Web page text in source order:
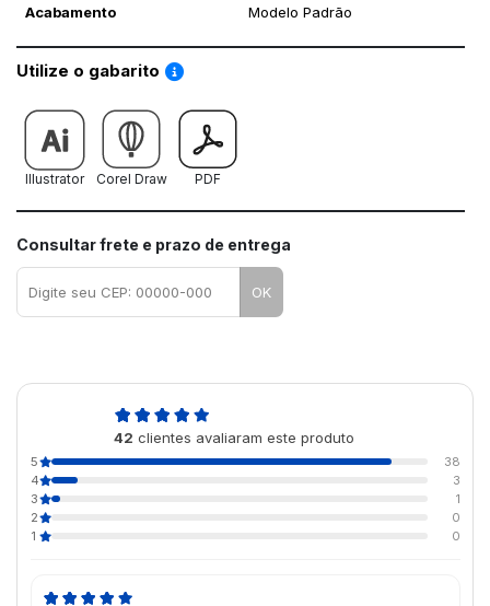
Acabamento Modelo Padrão
Utilize o gabarito Saiba como utilizar os nossos gabaritos
Illustrator Corel Draw PDF
Consultar frete e prazo de entrega
OK
42 clientes avaliaram este produto
5
38
4
3
3
1
2
0
1
0